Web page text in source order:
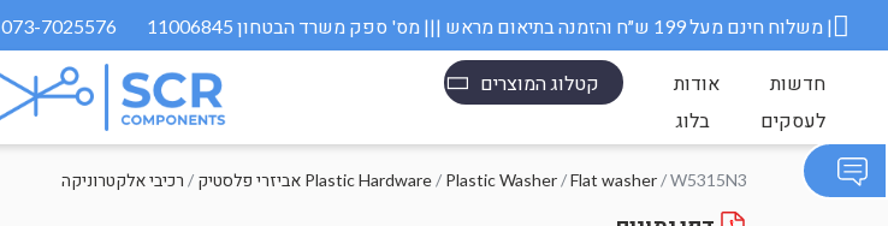
073-7025576 משלוח חינם מעל 199 ש״ח והזמנה בתיאום מראש ||| מס' ספק משרד הבטחון 11006845 |
קטלוג המוצרים אודות
חדשות
בלוג
לעסקים
רכיבי אלקטרוניקה / אביזרי פלסטיק Plastic Hardware/ Plastic Washer/Flat washer/ W5315N3